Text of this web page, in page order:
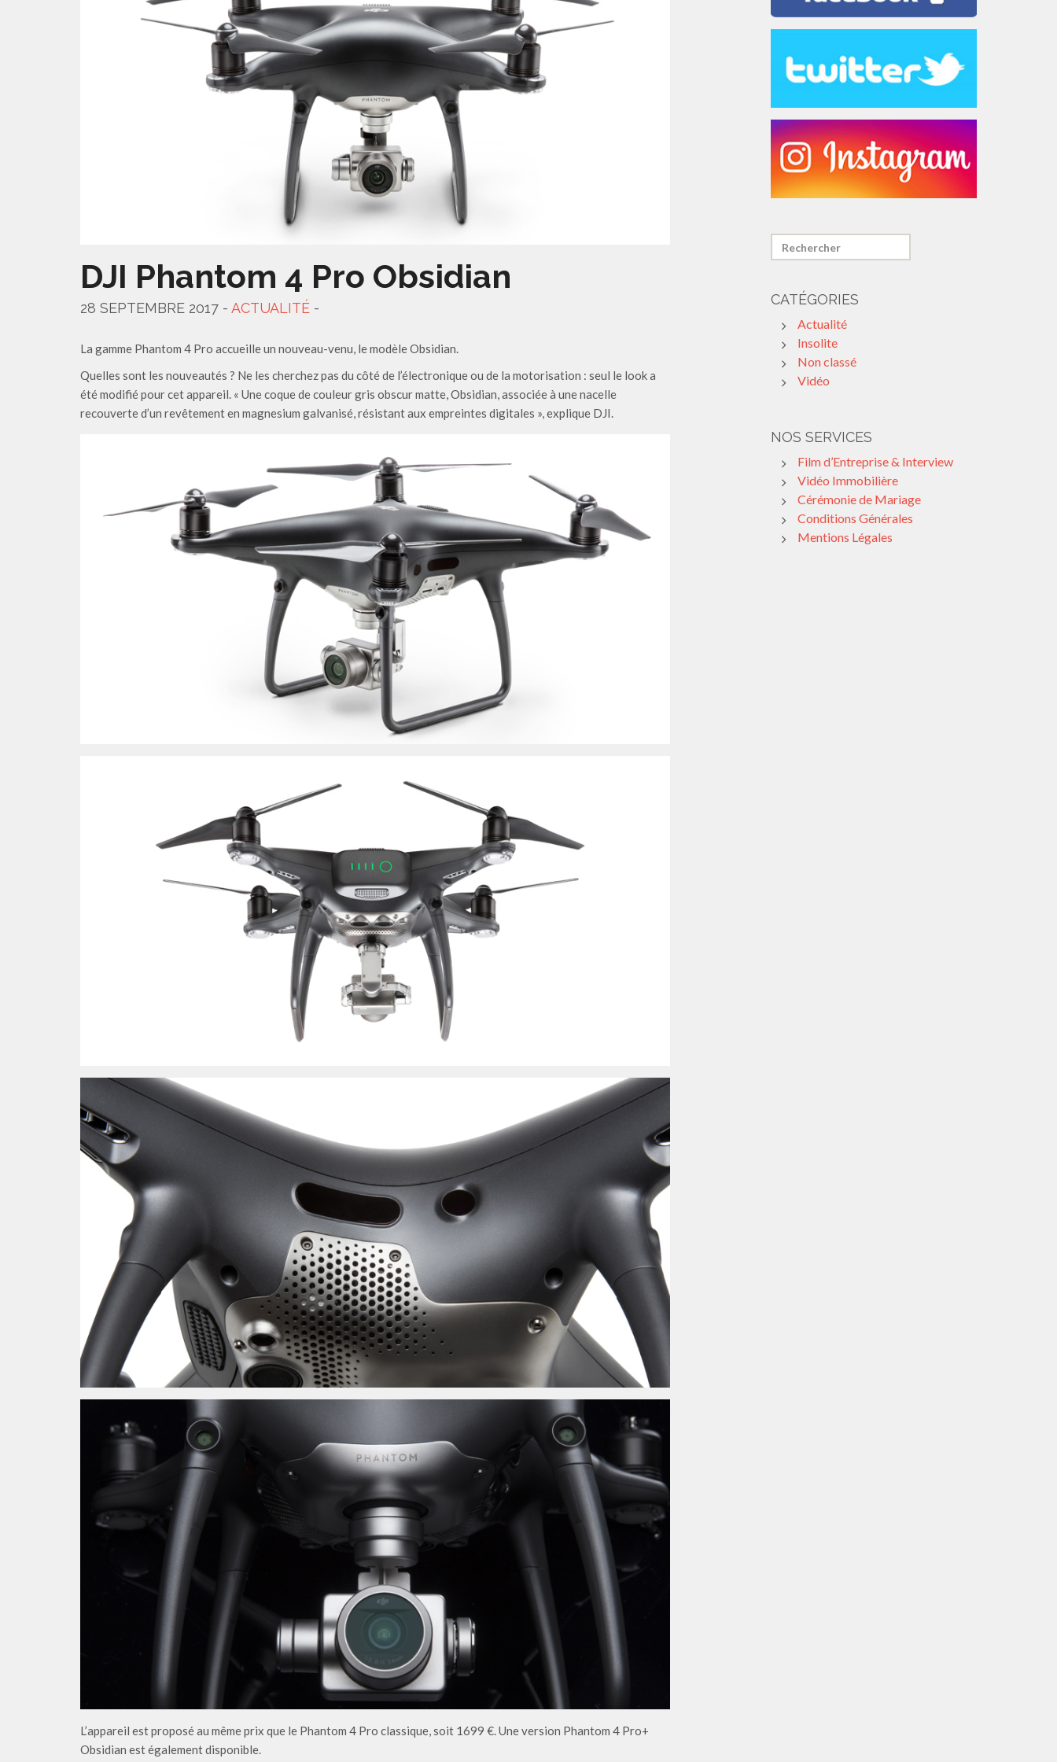
DJI Phantom 4 Pro Obsidian
28 SEPTEMBRE 2017 - ACTUALITÉ -
La gamme Phantom 4 Pro accueille un nouveau-venu, le modèle Obsidian.
Quelles sont les nouveautés ? Ne les cherchez pas du côté de l’électronique ou de la motorisation : seul le look a
été modifié pour cet appareil. « Une coque de couleur gris obscur matte, Obsidian, associée à une nacelle
recouverte d’un revêtement en magnesium galvanisé, résistant aux empreintes digitales », explique DJI.
L’appareil est proposé au même prix que le Phantom 4 Pro classique, soit 1699 €. Une version Phantom 4 Pro+
Obsidian est également disponible.
CATÉGORIES
Actualité
Insolite
Non classé
Vidéo
NOS SERVICES
Film d’Entreprise & Interview
Vidéo Immobilière
Cérémonie de Mariage
Conditions Générales
Mentions Légales